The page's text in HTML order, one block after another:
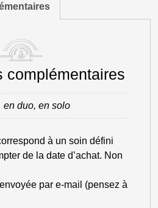
complémentaires
en duo, en solo
à un soin défini
de la date d’achat. Non
par e-mail (pensez à